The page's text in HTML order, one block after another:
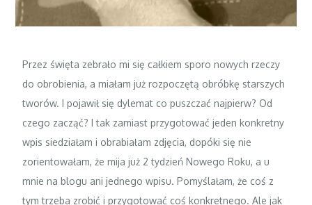
Przez święta zebrało mi się całkiem sporo nowych rzeczy
do obrobienia, a miałam już rozpoczętą obróbkę starszych
tworów. I pojawił się dylemat co puszczać najpierw? Od
czego zacząć? I tak zamiast przygotować jeden konkretny
wpis siedziałam i obrabiałam zdjęcia, dopóki się nie
zorientowałam, że mija już 2 tydzień Nowego Roku, a u
mnie na blogu ani jednego wpisu.Pomyślałam, że coś z
tym trzeba zrobić i przygotować coś konkretnego. Ale jak